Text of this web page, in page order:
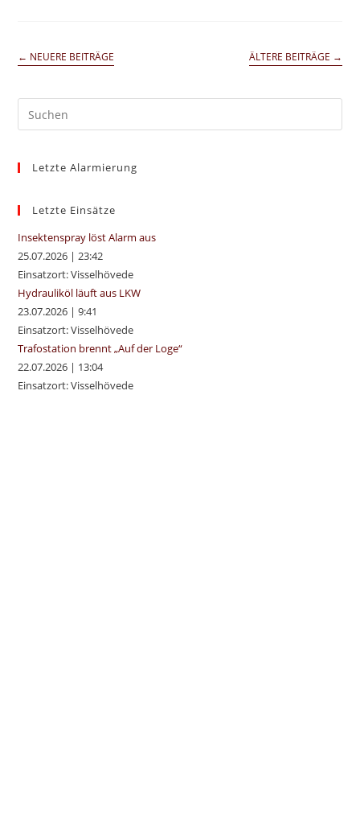
← NEUERE BEITRÄGE ÄLTERE BEITRÄGE →
Letzte Alarmierung
Letzte Einsätze
Insektenspray löst Alarm aus
25.07.2026 |23:42
Einsatzort: Visselhövede
Hydrauliköl läuft aus LKW
23.07.2026 |9:41
Einsatzort: Visselhövede
Trafostation brennt „Auf der Loge“
22.07.2026 | 13:04
Einsatzort: Visselhövede